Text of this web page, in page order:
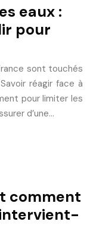
eaux :
pour
sont touchés
réagir face à
pour limiter les
d’une…
comment